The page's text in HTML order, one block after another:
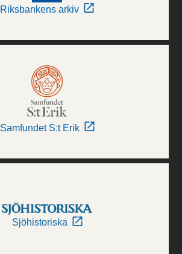
Riksbankens arkiv
Samfundet S:t Erik
Sjöhistoriska